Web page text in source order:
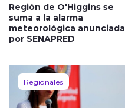
Región de O'Higgins se
suma a la alarma
meteorológica anunciada
por SENAPRED
Regionales